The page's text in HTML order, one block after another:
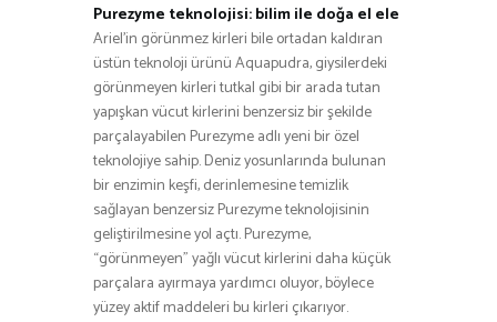
Purezyme teknolojisi: bilim ile doğa el ele
Ariel’in görünmez kirleri bile ortadan kaldıran
üstün teknoloji ürünü Aquapudra, giysilerdeki
görünmeyen kirleri tutkal gibi bir arada tutan
yapışkan vücut kirlerini benzersiz bir şekilde
parçalayabilen Purezyme adlı yeni bir özel
teknolojiye sahip. Deniz yosunlarında bulunan
bir enzimin keşfi, derinlemesine temizlik
sağlayan benzersiz Purezyme teknolojisinin
geliştirilmesine yol açtı. Purezyme,
“görünmeyen” yağlı vücut kirlerini daha küçük
parçalara ayırmaya yardımcı oluyor, böylece
yüzey aktif maddeleri bu kirleri çıkarıyor.